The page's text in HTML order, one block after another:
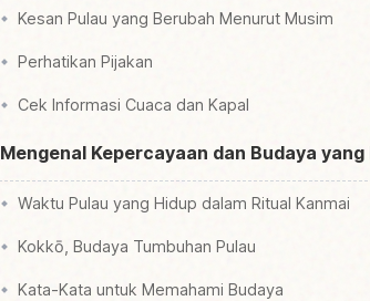
Kesan Pulau yang Berubah Menurut Musim
Perhatikan Pijakan
Cek Informasi Cuaca dan Kapal
Mengenal Kepercayaan dan Budaya
Waktu Pulau yang Hidup dalam Ritual Kanmai
Kokkō, Budaya Tumbuhan Pulau
Kata-Kata untuk Memahami Budaya